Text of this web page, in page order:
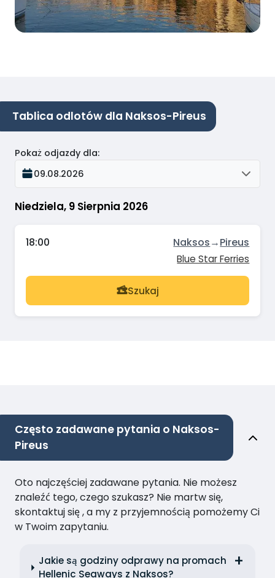
Tablica odlotów dla Naksos-Pireus
Niedziela, 9 Sierpnia 2026
Pokaż odjazdy dla:
09.08.2026
18:00 Naksos→Pireus
Blue Star Ferries
Szukaj
Często zadawane pytania o Naksos-
Pireus
Oto najczęściej zadawane pytania. Nie możesz
znaleźć tego, czego szukasz? Nie martw się,
skontaktuj się , a my z przyjemnością pomożemy Ci
w Twoim zapytaniu.
Jakie są godziny odprawy na promach
Hellenic Seaways z Naksos?